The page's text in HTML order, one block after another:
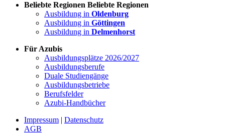
Beliebte Regionen Beliebte Regionen
Ausbildung in Oldenburg
Ausbildung in Göttingen
Ausbildung in Delmenhorst
Für Azubis
Ausbildungsplätze 2026/2027
Ausbildungsberufe
Duale Studiengänge
Ausbildungsbetriebe
Berufsfelder
Azubi-Handbücher
Impressum | Datenschutz
AGB